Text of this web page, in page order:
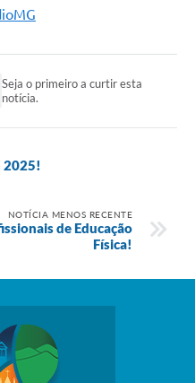
Seja o primeiro a curtir esta
notícia.
2025!
NOTÍCIA MENOS RECENTE
de Educação
Física!